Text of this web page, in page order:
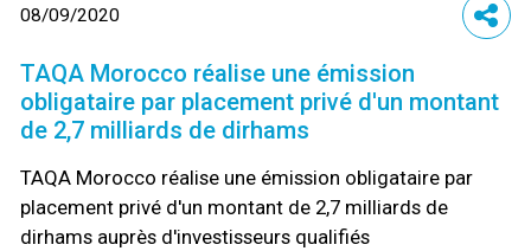
08/09/2020
TAQA Morocco réalise une émission
obligataire par placement privé d'un montant
de 2,7 milliards de dirhams
TAQA Morocco réalise une émission obligataire par
placement privé d'un montant de 2,7 milliards de
dirhams auprès d'investisseurs qualifiés